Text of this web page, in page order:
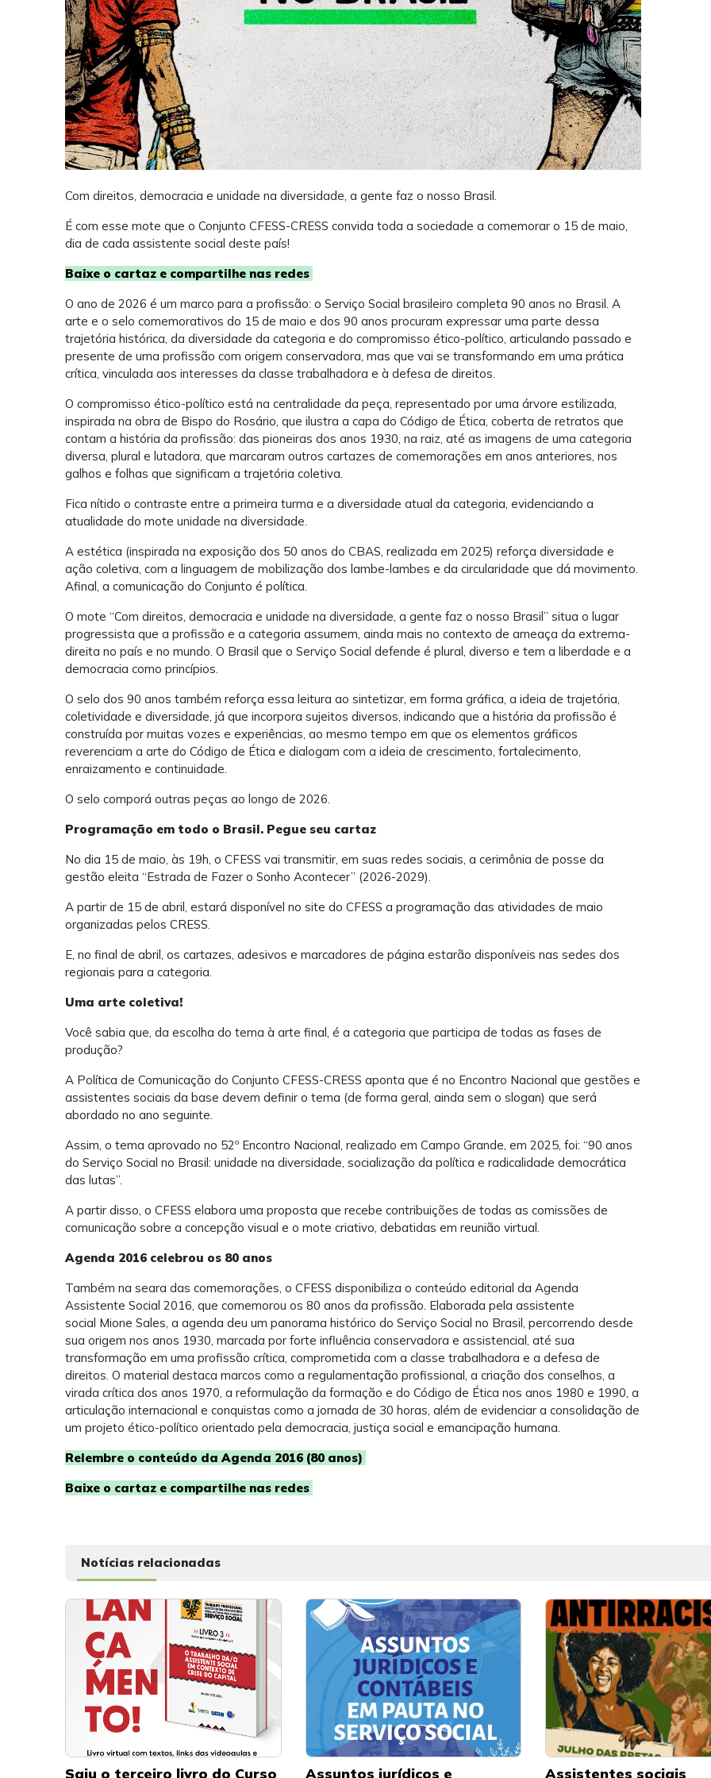
Com direitos, democracia e unidade na diversidade, a gente faz o nosso Brasil.
É com esse mote que o Conjunto CFESS-CRESS convida toda a sociedade a comemorar o 15 de maio,
dia de cada assistente social deste país!
Baixe o cartaz e compartilhe nas redes
O ano de 2026 é um marco para a profissão: o Serviço Social brasileiro completa 90 anos no Brasil. A
arte e o selo comemorativos do 15 de maio e dos 90 anos procuram expressar uma parte dessa
trajetória histórica, da diversidade da categoria e do compromisso ético-político, articulando passado e
presente de uma profissão com origem conservadora, mas que vai se transformando em uma prática
crítica, vinculada aos interesses da classe trabalhadora e à defesa de direitos.
O compromisso ético-político está na centralidade da peça, representado por uma árvore estilizada,
inspirada na obra de Bispo do Rosário, que ilustra a capa do Código de Ética, coberta de retratos que
contam a história da profissão: das pioneiras dos anos 1930, na raiz, até as imagens de uma categoria
diversa, plural e lutadora, que marcaram outros cartazes de comemorações em anos anteriores, nos
galhos e folhas que significam a trajetória coletiva.
Fica nítido o contraste entre a primeira turma e a diversidade atual da categoria, evidenciando a
atualidade do mote unidade na diversidade.
A estética (inspirada na exposição dos 50 anos do CBAS, realizada em 2025) reforça diversidade e
ação coletiva, com a linguagem de mobilização dos lambe-lambes e da circularidade que dá movimento.
Afinal, a comunicação do Conjunto é política.
O mote “Com direitos, democracia e unidade na diversidade, a gente faz o nosso Brasil” situa o lugar
progressista que a profissão e a categoria assumem, ainda mais no contexto de ameaça da extrema-
direita no país e no mundo. O Brasil que o Serviço Social defende é plural, diverso e tem a liberdade e a
democracia como princípios.
O selo dos 90 anos também reforça essa leitura ao sintetizar, em forma gráfica, a ideia de trajetória,
coletividade e diversidade, já que incorpora sujeitos diversos, indicando que a história da profissão é
construída por muitas vozes e experiências, ao mesmo tempo em que os elementos gráficos
reverenciam a arte do Código de Ética e dialogam com a ideia de crescimento, fortalecimento,
enraizamento e continuidade.
O selo comporá outras peças ao longo de 2026.
Programação em todo o Brasil. Pegue seu cartaz
No dia 15 de maio, às 19h, o CFESS vai transmitir, em suas redes sociais, a cerimônia de posse da
gestão eleita “Estrada de Fazer o Sonho Acontecer” (2026-2029).
A partir de 15 de abril, estará disponível no site do CFESS a programação das atividades de maio
organizadas pelos CRESS.
E, no final de abril, os cartazes, adesivos e marcadores de página estarão disponíveis nas sedes dos
regionais para a categoria.
Uma arte coletiva!
Você sabia que, da escolha do tema à arte final, é a categoria que participa de todas as fases de
produção?
A Política de Comunicação do Conjunto CFESS-CRESS aponta que é no Encontro Nacional que gestões e
assistentes sociais da base devem definir o tema (de forma geral, ainda sem o slogan) que será
abordado no ano seguinte.
Assim, o tema aprovado no 52º Encontro Nacional, realizado em Campo Grande, em 2025, foi: “90 anos
do Serviço Social no Brasil: unidade na diversidade, socialização da política e radicalidade democrática
das lutas”.
A partir disso, o CFESS elabora uma proposta que recebe contribuições de todas as comissões de
comunicação sobre a concepção visual e o mote criativo, debatidas em reunião virtual.
Agenda 2016 celebrou os 80 anos
Também na seara das comemorações, o CFESS disponibiliza o conteúdo editorial da Agenda
Assistente Social 2016, que comemorou os 80 anos da profissão. Elaborada pela assistente
social Mione Sales, a agenda deu um panorama histórico do Serviço Social no Brasil, percorrendo desde
sua origem nos anos 1930, marcada por forte influência conservadora e assistencial, até sua
transformação em uma profissão crítica, comprometida com a classe trabalhadora e a defesa de
direitos. O material destaca marcos como a regulamentação profissional, a criação dos conselhos, a
virada crítica dos anos 1970, a reformulação da formação e do Código de Ética nos anos 1980 e 1990, a
articulação internacional e conquistas como a jornada de 30 horas, além de evidenciar a consolidação de
um projeto ético-político orientado pela democracia, justiça social e emancipação humana.
Relembre o conteúdo da Agenda 2016 (80 anos)
Baixe o cartaz e compartilhe nas redes
Notícias relacionadas
Saiu o terceiro livro do Curso Assuntos jurídicos e Assistentes sociais